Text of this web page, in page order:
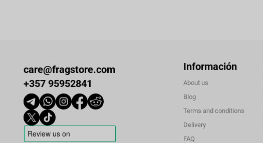
care@fragstore.com
+357 95952841
Información
About us
Blog
Terms and conditions
Delivery
FAQ